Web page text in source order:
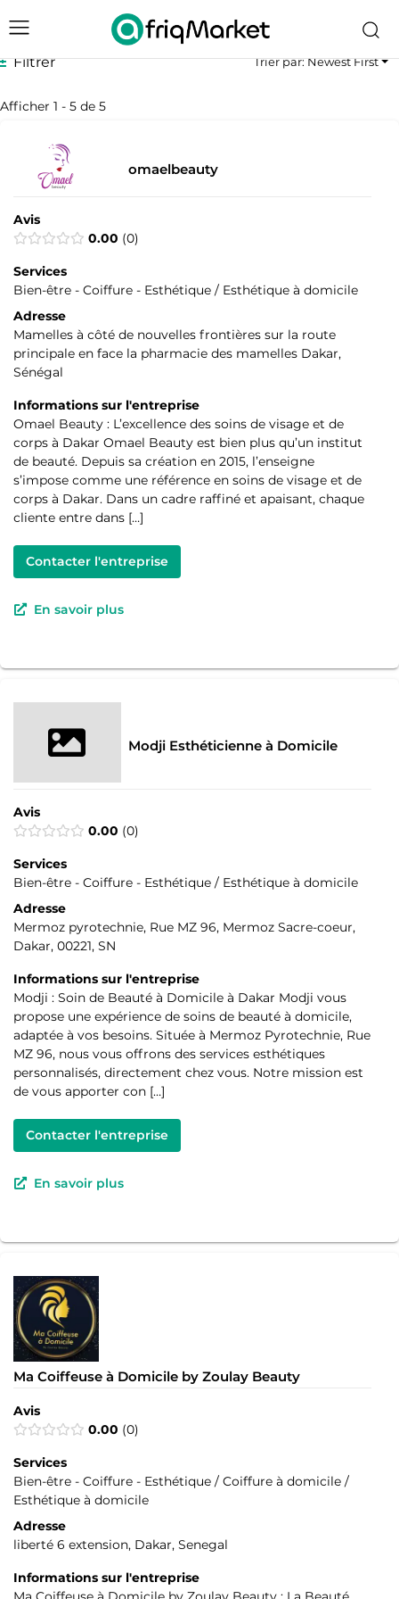
Filtrer
Afficher 1 - 5 de 5
Trier par: Newest First
omaelbeauty
Avis
0.00 0
Services
Bien-être - Coiffure - Esthétique / Esthétique à domicile
Adresse
Mamelles à côté de nouvelles frontières sur la route
principale en face la pharmacie des mamelles Dakar,
Sénégal
Informations sur l'entreprise
Omael Beauty : L’excellence des soins de visage et de
corps à Dakar Omael Beauty est bien plus qu’un institut
de beauté. Depuis sa création en 2015, l’enseigne
s’impose comme une référence en soins de visage et de
corps à Dakar. Dans un cadre raffiné et apaisant, chaque
cliente entre dans […]
Contacter l'entreprise
En savoir plus
Modji Esthéticienne à Domicile
Avis
0.00 0
Services
Bien-être - Coiffure - Esthétique / Esthétique à domicile
Adresse
Mermoz pyrotechnie, Rue MZ 96, Mermoz Sacre-coeur,
Dakar, 00221, SN
Informations sur l'entreprise
Modji : Soin de Beauté à Domicile à Dakar Modji vous
propose une expérience de soins de beauté à domicile,
adaptée à vos besoins. Située à Mermoz Pyrotechnie, Rue
MZ 96, nous vous offrons des services esthétiques
personnalisés, directement chez vous. Notre mission est
de vous apporter con […]
Contacter l'entreprise
En savoir plus
Ma Coiffeuse à Domicile by Zoulay Beauty
Avis
0.00 0
Services
Bien-être - Coiffure - Esthétique / Coiffure à domicile /
Esthétique à domicile
Adresse
liberté 6 extension, Dakar, Senegal
Informations sur l'entreprise